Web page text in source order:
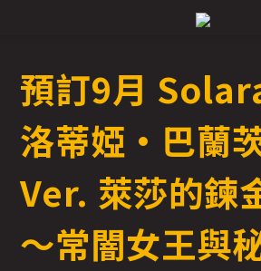
預訂9月
洛蒂婭·巴蘭
Ver. 萊莎的鍊
～常闇女王與